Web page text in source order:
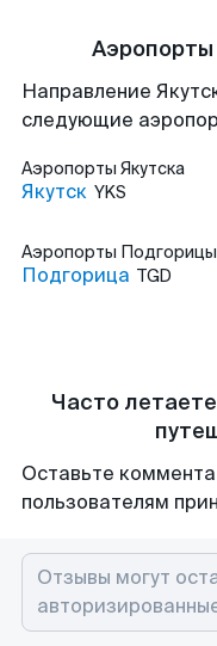
Направление
следующие
Аэропорты Якутска
Якутск YKS
Аэропорты Подгорицы
Подгорица TGD
Часто
Оставьте
пользователям